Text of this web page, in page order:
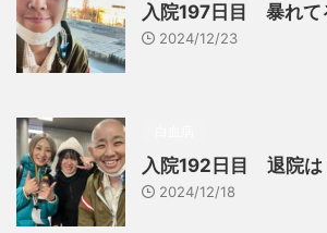
入院197日目 暴れて
2024/12/23
入院192日目 退院は
2024/12/18